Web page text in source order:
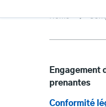
Home
Engagement
prenantes
Conformité